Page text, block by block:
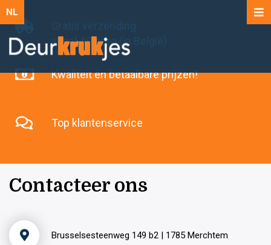
NL
vanaf 50 euro (in België)
Kwaliteit én betaalbare prijzen!
Top klantenservice
Contacteer ons
Brusselsesteenweg 149 b2 | 1785 Merchtem